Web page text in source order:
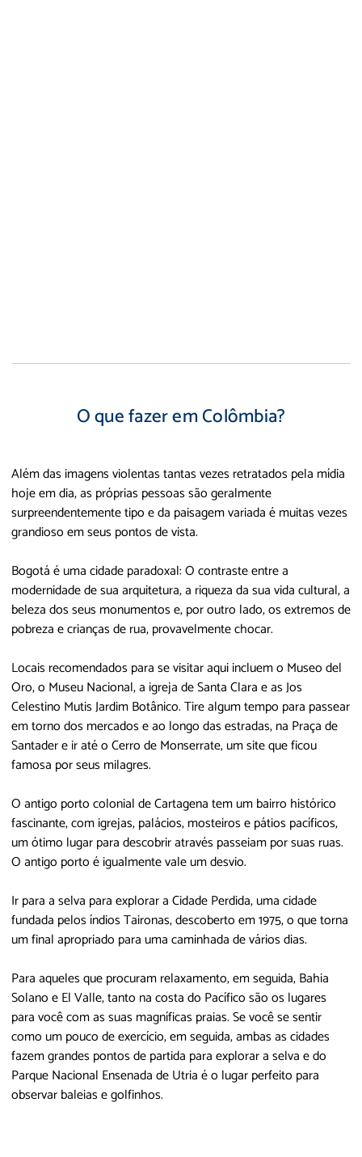
O que fazer em Colômbia?
Além das imagens violentas tantas vezes retratados pela mídia
hoje em dia, as próprias pessoas são geralmente
surpreendentemente tipo e da paisagem variada é muitas vezes
grandioso em seus pontos de vista.
Bogotá é uma cidade paradoxal: O contraste entre a
modernidade de sua arquitetura, a riqueza da sua vida cultural, a
beleza dos seus monumentos e, por outro lado, os extremos de
pobreza e crianças de rua, provavelmente chocar.
Locais recomendados para se visitar aqui incluem o Museo del
Oro, o Museu Nacional, a igreja de Santa Clara e as Jos
Celestino Mutis Jardim Botânico. Tire algum tempo para passear
em torno dos mercados e ao longo das estradas, na Praça de
Santader e ir até o Cerro de Monserrate, um site que ficou
famosa por seus milagres.
O antigo porto colonial de Cartagena tem um bairro histórico
fascinante, com igrejas, palácios, mosteiros e pátios pacíficos,
um ótimo lugar para descobrir através passeiam por suas ruas.
O antigo porto é igualmente vale um desvio.
Ir para a selva para explorar a Cidade Perdida, uma cidade
fundada pelos índios Taironas, descoberto em 1975, o que torna
um final apropriado para uma caminhada de vários dias.
Para aqueles que procuram relaxamento, em seguida, Bahia
Solano e El Valle, tanto na costa do Pacífico são os lugares
para você com as suas magníficas praias. Se você se sentir
como um pouco de exercício, em seguida, ambas as cidades
fazem grandes pontos de partida para explorar a selva e do
Parque Nacional Ensenada de Utria é o lugar perfeito para
observar baleias e golfinhos.